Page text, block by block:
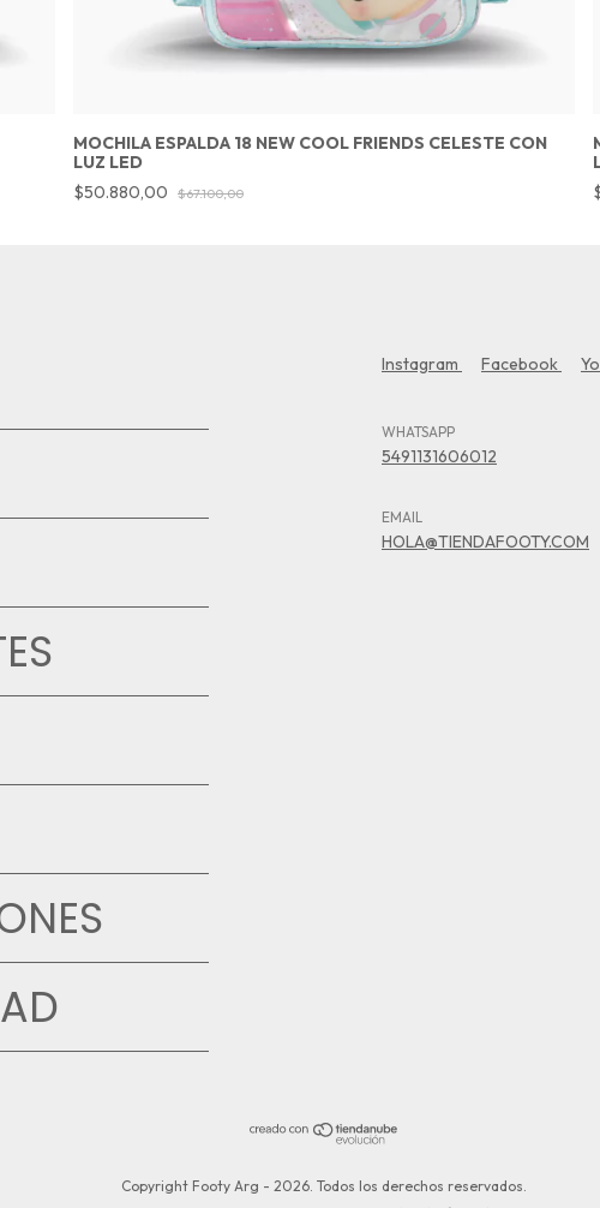
MOCHILA ESPALDA 18 NEW COOL FRIENDS CELESTE CON
LUZ LED
$50.880,00
$67.100,00
Instagram Facebook
WHATSAPP
5491131606012
EMAIL
HOLA@TIENDAFOOTY.COM
Copyright Footy Arg - 2026. Todos los derechos reservados.